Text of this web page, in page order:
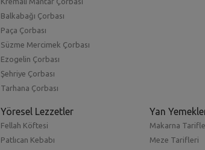
Balkabağı Çorbası
Paça Çorbası
Süzme Mercimek Çorbası
Ezogelin Çorbası
Şehriye Çorbası
Tarhana Çorbası
Yöresel Lezzetler
Fellah Köftesi
Patlıcan Kebabı
Yan
Makarna
Meze Tarifleri